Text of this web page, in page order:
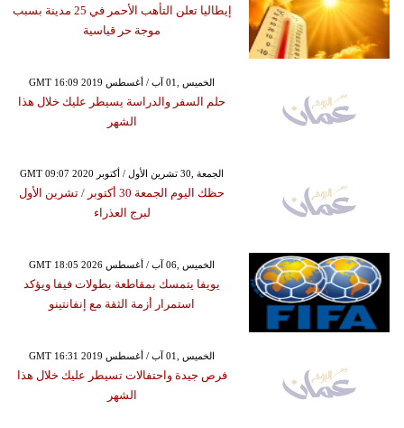
إيطاليا تعلن التأهب الأحمر في 25 مدينة بسبب
موجة حر قياسية
GMT 16:09 2019 الخميس ,01 آب / أغسطس
حلم السفر والدراسة يسيطر عليك خلال هذا
الشهر
GMT 09:07 2020 الجمعة ,30 تشرين الأول / أكتوبر
حظك اليوم الجمعة 30 أكتوبر / تشرين الأول
لبرج العذراء
GMT 18:05 2026 الخميس ,06 آب / أغسطس
يويفا يتمسك بمقاطعة بطولات فيفا ويؤكد
استمرار أزمة الثقة مع إنفانتينو
GMT 16:31 2019 الخميس ,01 آب / أغسطس
فرص جيدة واحتفالات تسيطر عليك خلال هذا
الشهر